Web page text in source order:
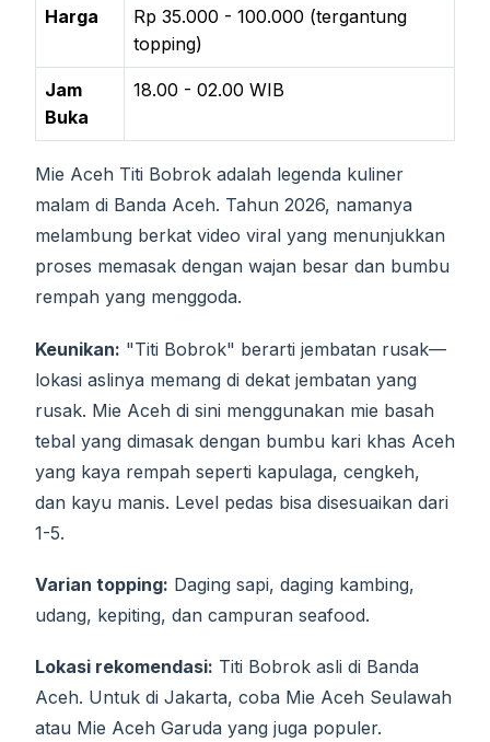
Harga
Rp 35.000 - 100.000 (tergantung
topping)
Jam
Buka
18.00 - 02.00 WIB
Mie Aceh Titi Bobrok adalah legenda kuliner
malam di Banda Aceh. Tahun 2026, namanya
melambung berkat video viral yang menunjukkan
proses memasak dengan wajan besar dan bumbu
rempah yang menggoda.
Keunikan: "Titi Bobrok" berarti jembatan rusak—
lokasi aslinya memang di dekat jembatan yang
rusak. Mie Aceh di sini menggunakan mie basah
tebal yang dimasak dengan bumbu kari khas Aceh
yang kaya rempah seperti kapulaga, cengkeh,
dan kayu manis. Level pedas bisa disesuaikan dari
1-5.
Varian topping: Daging sapi, daging kambing,
udang, kepiting, dan campuran seafood.
Lokasi rekomendasi: Titi Bobrok asli di Banda
Aceh. Untuk di Jakarta, coba Mie Aceh Seulawah
atau Mie Aceh Garuda yang juga populer.